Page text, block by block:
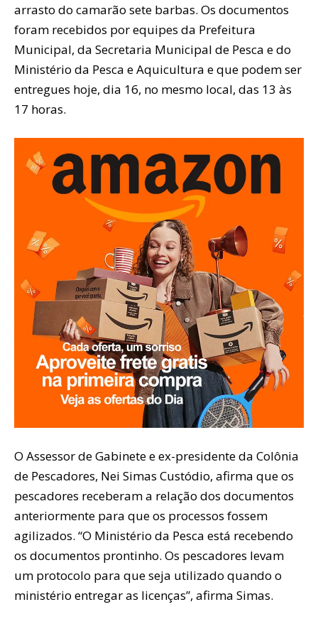
arrasto do camarão sete barbas. Os documentos
foram recebidos por equipes da Prefeitura
Municipal, da Secretaria Municipal de Pesca e do
Ministério da Pesca e Aquicultura e que podem ser
entregues hoje, dia 16, no mesmo local, das 13 às
17 horas.
O Assessor de Gabinete e ex-presidente da Colônia
de Pescadores, Nei Simas Custódio, afirma que os
pescadores receberam a relação dos documentos
anteriormente para que os processos fossem
agilizados. “O Ministério da Pesca está recebendo
os documentos prontinho. Os pescadores levam
um protocolo para que seja utilizado quando o
ministério entregar as licenças”, afirma Simas.